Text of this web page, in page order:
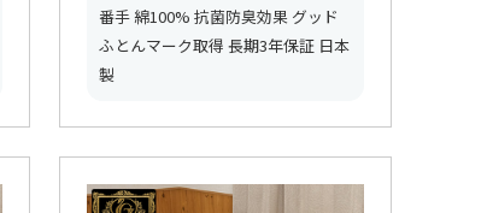
番手 綿100% 抗菌防臭効果 グッド
ふとんマーク取得 長期3年保証 日本
製